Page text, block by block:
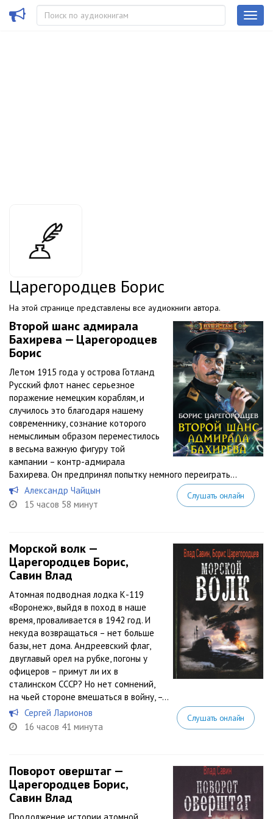
Царегородцев Борис
На этой странице представлены все аудиокниги автора.
Второй шанс адмирала
Бахирева — Царегородцев
Борис
Летом 1915 года у острова Готланд
Русский флот нанес серьезное
поражение немецким кораблям, и
случилось это благодаря нашему
современнику, сознание которого
немыслимым образом переместилось
в весьма важную фигуру той
кампании – контр-адмирала
Бахирева. Он предпринял попытку немного переиграть...
Александр Чайцын
15 часов 58 минут
Слушать онлайн
Морской волк —
Царегородцев Борис,
Савин Влад
Атомная подводная лодка К-119
«Воронеж», выйдя в поход в наше
время, проваливается в 1942 год. И
некуда возвращаться – нет больше
базы, нет дома. Андреевский флаг,
двуглавый орел на рубке, погоны у
офицеров – примут ли их в
сталинском СССР? Но нет сомнений,
на чьей стороне вмешаться в войну, –...
Сергей Ларионов
16 часов 41 минута
Слушать онлайн
Поворот оверштаг —
Царегородцев Борис,
Савин Влад